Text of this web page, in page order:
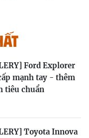
Ford Explorer
mạnh tay - thêm
tiêu chuẩn
Toyota Innova